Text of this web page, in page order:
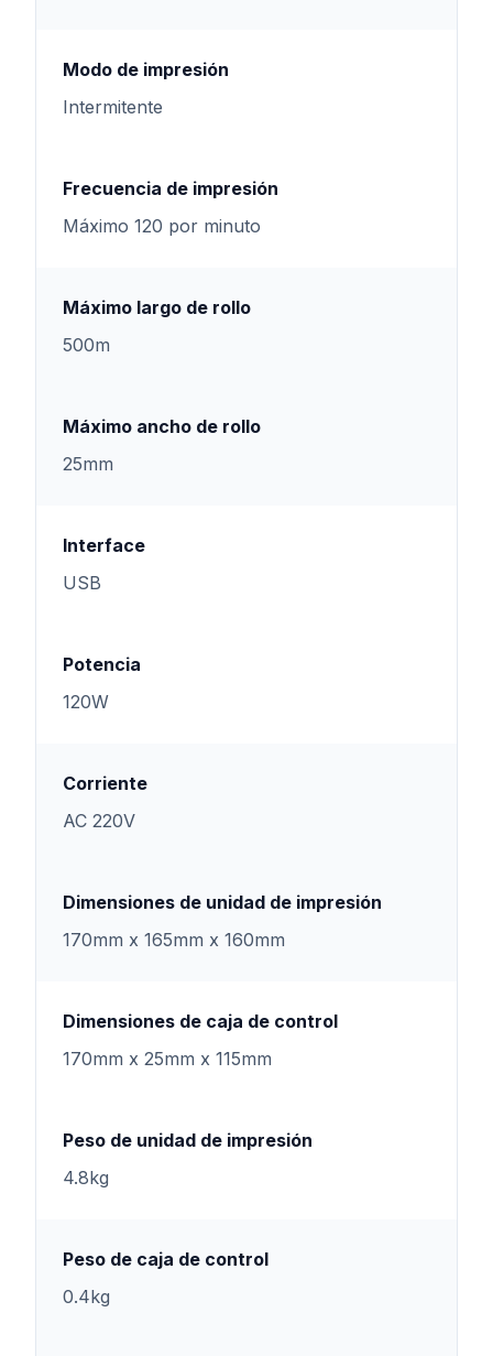
Modo de impresión
Intermitente
Frecuencia de impresión
Máximo 120 por minuto
Máximo largo de rollo
500m
Máximo ancho de rollo
25mm
Interface
USB
Potencia
120W
Corriente
AC 220V
Dimensiones de unidad de impresión
170mm x 165mm x 160mm
Dimensiones de caja de control
170mm x 25mm x 115mm
Peso de unidad de impresión
4.8kg
Peso de caja de control
0.4kg